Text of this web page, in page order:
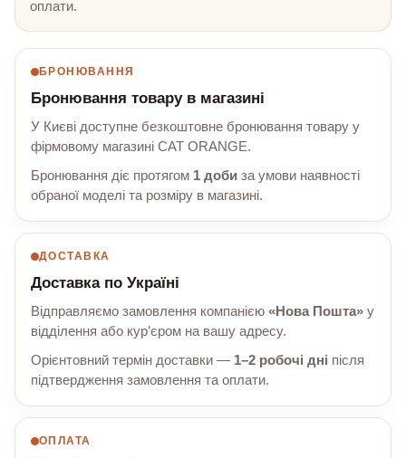
оплати.
БРОНЮВАННЯ
Бронювання товару в магазині
У Києві доступне безкоштовне бронювання товару у
фірмовому магазині CAT ORANGE.
Бронювання діє протягом 1 доби за умови наявності
обраної моделі та розміру в магазині.
ДОСТАВКА
Доставка по Україні
Відправляємо замовлення компанією «Нова Пошта» у
відділення або кур’єром на вашу адресу.
Орієнтовний термін доставки — 1–2 робочі дні після
підтвердження замовлення та оплати.
ОПЛАТА